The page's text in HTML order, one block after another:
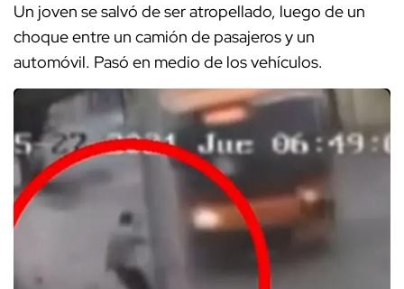
Un joven se salvó de ser atropellado, luego de un
choque entre un camión de pasajeros y un
automóvil. Pasó en medio de los vehículos.